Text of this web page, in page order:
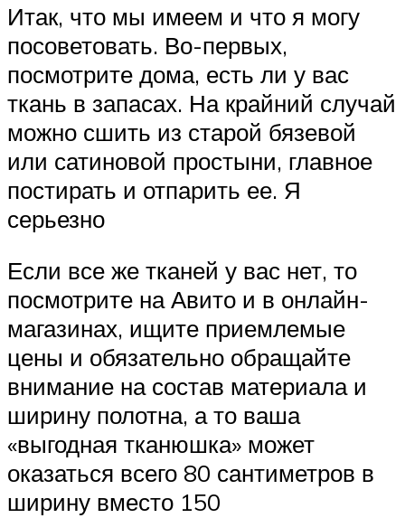
Итак, что мы имеем и что я могу
посоветовать. Во-первых,
посмотрите дома, есть ли у вас
ткань в запасах. На крайний случай
можно сшить из старой бязевой
или сатиновой простыни, главное
постирать и отпарить ее. Я
серьезно
Если все же тканей у вас нет, то
посмотрите на Авито и в онлайн-
магазинах, ищите приемлемые
цены и обязательно обращайте
внимание на состав материала и
ширину полотна, а то ваша
«выгодная тканюшка» может
оказаться всего 80 сантиметров в
ширину вместо 150